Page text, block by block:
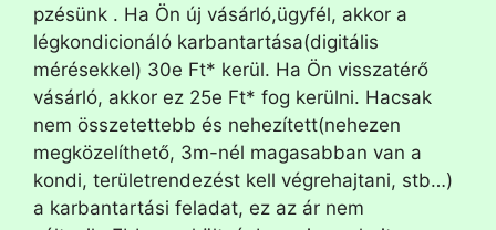
pzésünk . Ha Ön új vásárló,ügyfél, akkor a
légkondicionáló karbantartása(digitális
mérésekkel) 30e Ft* kerül. Ha Ön visszatérő
vásárló, akkor ez 25e Ft* fog kerülni. Hacsak
nem összetettebb és nehezített(nehezen
megközelíthető, 3m-nél magasabban van a
kondi, területrendezést kell végrehajtani, stb…)
a karbantartási feladat, ez az ár nem